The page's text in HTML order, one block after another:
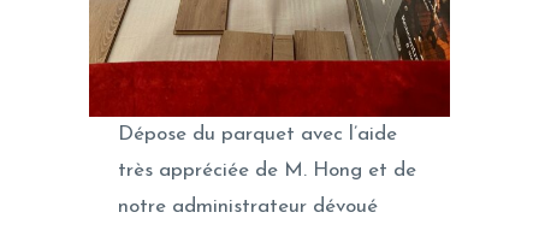
Dépose du parquet avec l’aide
très appréciée de M. Hong et de
notre administrateur dévoué